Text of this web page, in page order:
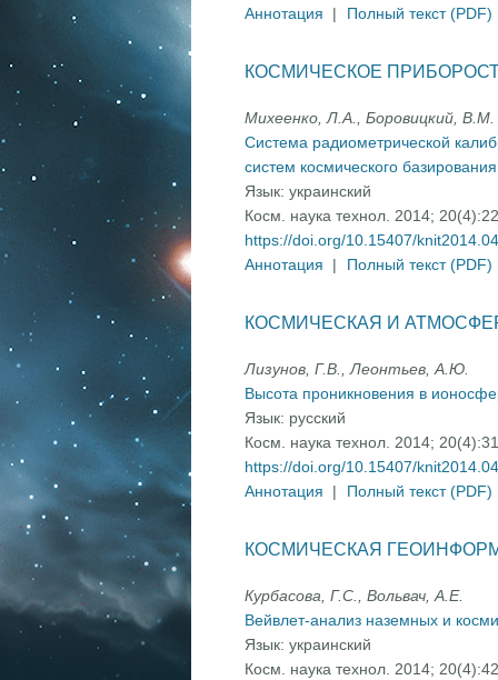
Аннотация
| Полный текст (PDF)
КОСМИЧЕСКОЕ
Михеенко, Л.А., Боровицкий, В.М.
Система радиометрической
систем космического
Язык: украинский
Косм. наука технол. 2014;
https://doi.org/10.15407/
Аннотация
| Полный текст (PDF)
КОСМИЧЕСКАЯ И
Лизунов, Г.В., Леонтьев, А.Ю.
Высота проникновения в
Язык: русский
Косм. наука технол. 2014;
https://doi.org/10.15407/
Аннотация
| Полный текст (PDF)
КОСМИЧЕСКАЯ
Курбасова, Г.С., Вольвач, А.Е.
Вейвлет-анализ наземных и
Язык: украинский
Косм. наука технол. 2014;